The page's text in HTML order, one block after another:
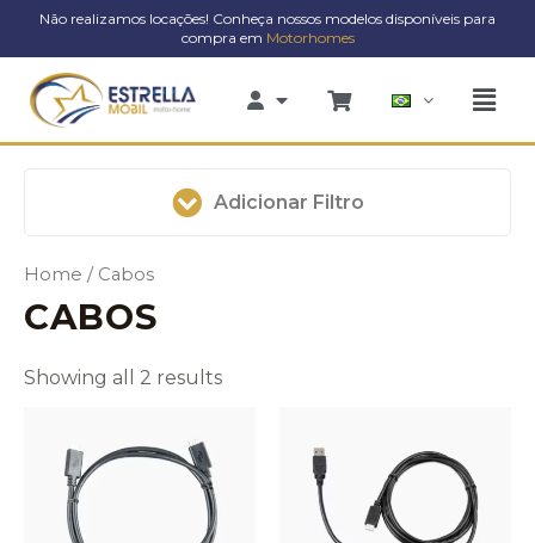
conteúdo
Não realizamos locações! Conheça nossos modelos disponíveis para
compra em Motorhomes
Adicionar Filtro
Home / Cabos
CABOS
Showing all 2 results